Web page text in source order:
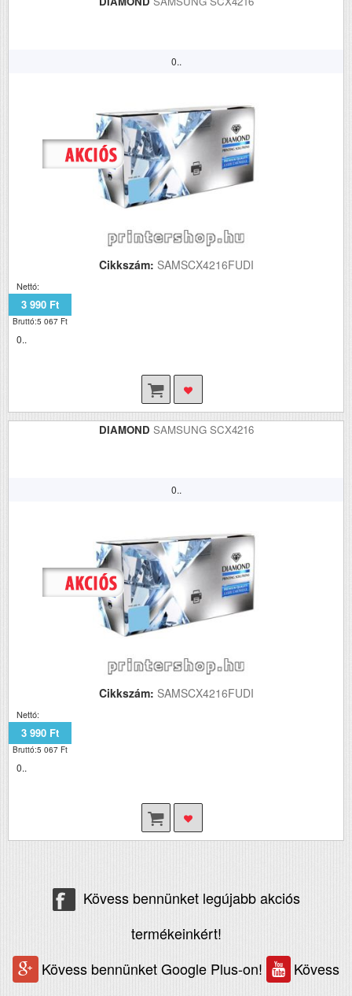
0..
Cikkszám: SAMSCX4216FUDI
Nettó:
3 990 Ft
Bruttó:5 067 Ft
0..
DIAMOND SAMSUNG SCX4216
0..
Cikkszám: SAMSCX4216FUDI
Nettó:
3 990 Ft
Bruttó:5 067 Ft
0..
Kövess bennünket legújabb akciós
termékeinkért!
Kövess bennünket Google Plus-on!
Kövess